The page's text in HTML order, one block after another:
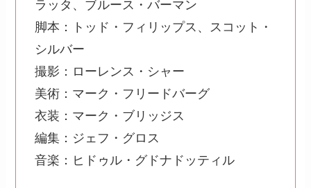
ラッタ、ブルース・バーマン
脚本：トッド・フィリップス、スコット・
シルバー
撮影：ローレンス・シャー
美術：マーク・フリードバーグ
衣装：マーク・ブリッジス
編集：ジェフ・グロス
音楽：ヒドゥル・グドナドッティル